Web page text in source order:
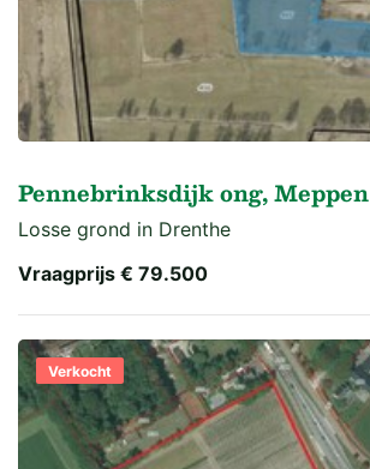
Pennebrinksdijk ong, Meppen
Losse grond in Drenthe
Vraagprijs € 79.500
Verkocht